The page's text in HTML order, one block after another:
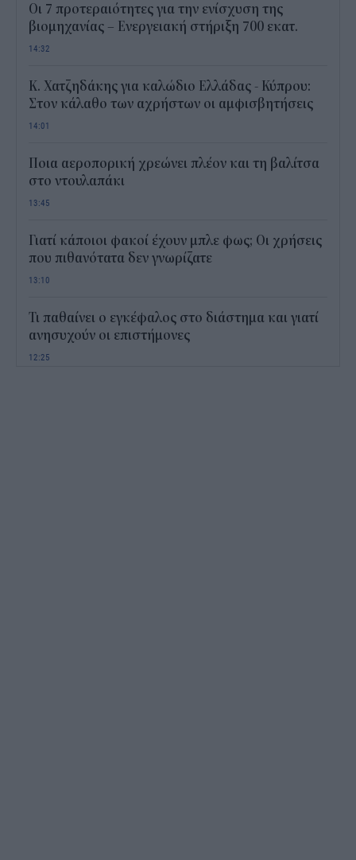
Οι 7 προτεραιότητες για την ενίσχυση της
βιομηχανίας – Ενεργειακή στήριξη 700 εκατ.
14:32
Κ. Χατζηδάκης για καλώδιο Ελλάδας - Κύπρου:
Στον κάλαθο των αχρήστων οι αμφισβητήσεις
14:01
Ποια αεροπορική χρεώνει πλέον και τη βαλίτσα
στο ντουλαπάκι
13:45
Γιατί κάποιοι φακοί έχουν μπλε φως; Οι χρήσεις
που πιθανότατα δεν γνωρίζατε
13:10
Τι παθαίνει ο εγκέφαλος στο διάστημα και γιατί
ανησυχούν οι επιστήμονες
12:25